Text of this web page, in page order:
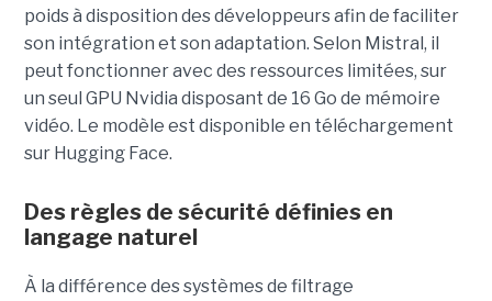
poids à disposition des développeurs afin de faciliter
son intégration et son adaptation. Selon Mistral, il
peut fonctionner avec des ressources limitées, sur
un seul GPU Nvidia disposant de 16 Go de mémoire
vidéo. Le modèle est disponible en téléchargement
sur Hugging Face.
Des règles de sécurité définies en
langage naturel
À la différence des systèmes de filtrage